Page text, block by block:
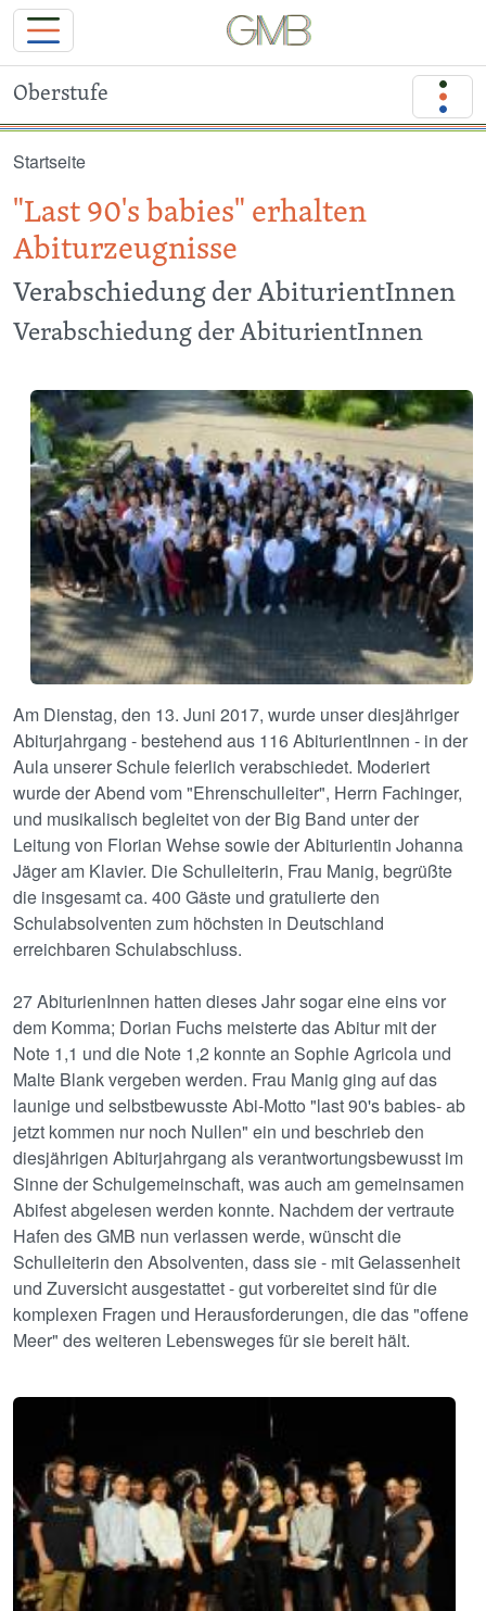
Oberstufe
Startseite
"Last 90's babies" erhalten
Abiturzeugnisse
Verabschiedung der AbiturientInnen
Verabschiedung der AbiturientInnen
Image
Am Dienstag, den 13. Juni 2017, wurde unser diesjähriger
Abiturjahrgang - bestehend aus 116 AbiturientInnen - in der
Aula unserer Schule feierlich verabschiedet. Moderiert
wurde der Abend vom "Ehrenschulleiter", Herrn Fachinger,
und musikalisch begleitet von der Big Band unter der
Leitung von Florian Wehse sowie der Abiturientin Johanna
Jäger am Klavier. Die Schulleiterin, Frau Manig, begrüßte
die insgesamt ca. 400 Gäste und gratulierte den
Schulabsolventen zum höchsten in Deutschland
erreichbaren Schulabschluss.
27 AbiturienInnen hatten dieses Jahr sogar eine eins vor
dem Komma; Dorian Fuchs meisterte das Abitur mit der
Note 1,1 und die Note 1,2 konnte an Sophie Agricola und
Malte Blank vergeben werden. Frau Manig ging auf das
launige und selbstbewusste Abi-Motto "last 90's babies- ab
jetzt kommen nur noch Nullen" ein und beschrieb den
diesjährigen Abiturjahrgang als verantwortungsbewusst im
Sinne der Schulgemeinschaft, was auch am gemeinsamen
Abifest abgelesen werden konnte. Nachdem der vertraute
Hafen des GMB nun verlassen werde, wünscht die
Schulleiterin den Absolventen, dass sie - mit Gelassenheit
und Zuversicht ausgestattet - gut vorbereitet sind für die
komplexen Fragen und Herausforderungen, die das "offene
Meer" des weiteren Lebensweges für sie bereit hält.
Image